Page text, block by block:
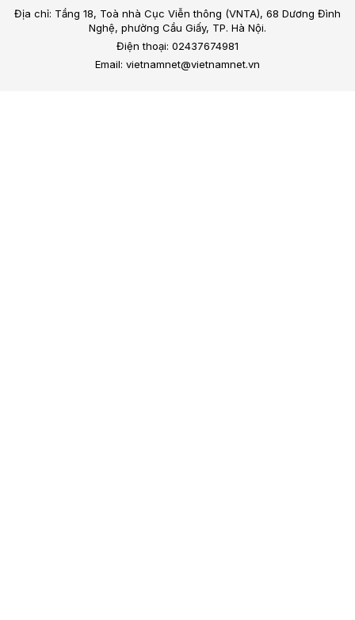
Địa chỉ: Tầng 18, Toà nhà Cục Viễn thông (VNTA), 68 Dương Đình
Nghệ, phường Cầu Giấy, TP. Hà Nội.
Điện thoại: 02437674981
Email: vietnamnet@vietnamnet.vn